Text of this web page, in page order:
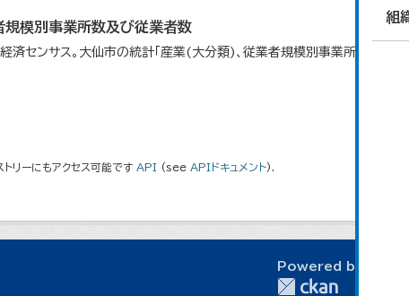
組
規模別事業所数及び従業者数
経済センサス。大仙市の統計「産業(大分類)、従業者規模別事業所数及び従
リーにもアクセス可能です API (see APIドキュメント).
Powered by